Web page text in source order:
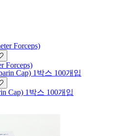
Forceps)
Cap) 1박스 100개입